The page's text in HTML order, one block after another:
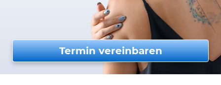
Termin vereinbaren